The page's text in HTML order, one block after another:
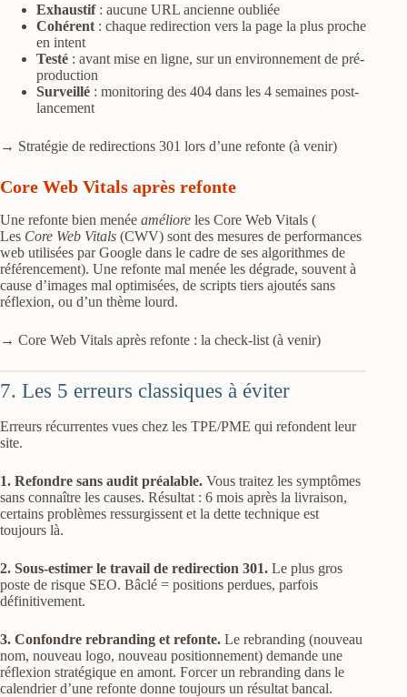
Exhaustif: aucune URL ancienne oubliée
Cohérent : chaque redirection vers la page la plus proche
en intent
Testé : avant mise en ligne, sur un environnement de pré-
production
Surveillé : monitoring des 404 dans les 4 semaines post-
lancement
→ Stratégie de redirections 301 lors d’une refonte (à venir)
Core Web Vitals après refonte
Une refonte bien menée améliore les Core Web Vitals (
Les Core Web Vitals (CWV) sont des mesures de performances
web utilisées par Google dans le cadre de ses algorithmes de
référencement). Une refonte mal menée les dégrade, souvent à
cause d’images mal optimisées, de scripts tiers ajoutés sans
réflexion, ou d’un thème lourd.
→ Core Web Vitals après refonte : la check-list (à venir)
7. Les 5 erreurs classiques à éviter
Erreurs récurrentes vues chez les TPE/PME qui refondent leur
site.
1. Refondre sans audit préalable. Vous traitez les symptômes
sans connaître les causes. Résultat : 6 mois après la livraison,
certains problèmes ressurgissent et la dette technique est
toujours là.
2. Sous-estimer le travail de redirection 301. Le plus gros
poste de risque SEO. Bâclé = positions perdues, parfois
définitivement.
3. Confondre rebranding et refonte. Le rebranding (nouveau
nom, nouveau logo, nouveau positionnement) demande une
réflexion stratégique en amont. Forcer un rebranding dans le
calendrier d’une refonte donne toujours un résultat bancal.